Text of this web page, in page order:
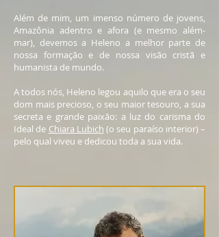
Além de mim, um imenso número de jovens,
Amazônia adentro e afora (e mesmo além-
mar), devemos a Heleno a melhor parte de
nossa formação e de nossa visão cristã e
humanista de mundo.
A todos nós, Heleno legou aquilo que era o seu
dom mais precioso, o seu maior tesouro, a sua
secreta e grande paixão: a luz do carisma do
Ideal de Chiara Lubich (o seu paraíso interior) –
pelo qual viveu e dedicou toda a sua vida.